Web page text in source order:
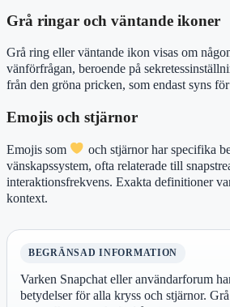
Grå ringar och väntande ikoner
Grå ring eller väntande ikon visas om
vänförfrågan, beroende på
från den gröna pricken, som endast syns
Emojis och stjärnor
Emojis som
och stjärnor har specifika
vänskapssystem, ofta relaterade till
interaktionsfrekvens. Exakta definitioner
kontext.
BEGRÄNSAD INFORMATION
Varken Snapchat eller användarforum
betydelser för alla kryss och stjärnor.